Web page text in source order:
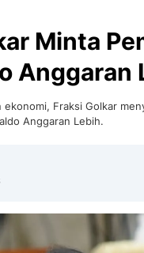
Minta
Anggaran
Fraksi Golkar
Anggaran Lebih.